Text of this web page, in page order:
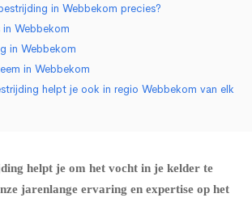
in Webbekom precies?
Webbekom
in Webbekom
in Webbekom
helpt je ook in regio Webbekom van elk
helpt je om het vocht in je kelder te
jarenlange ervaring en expertise op het